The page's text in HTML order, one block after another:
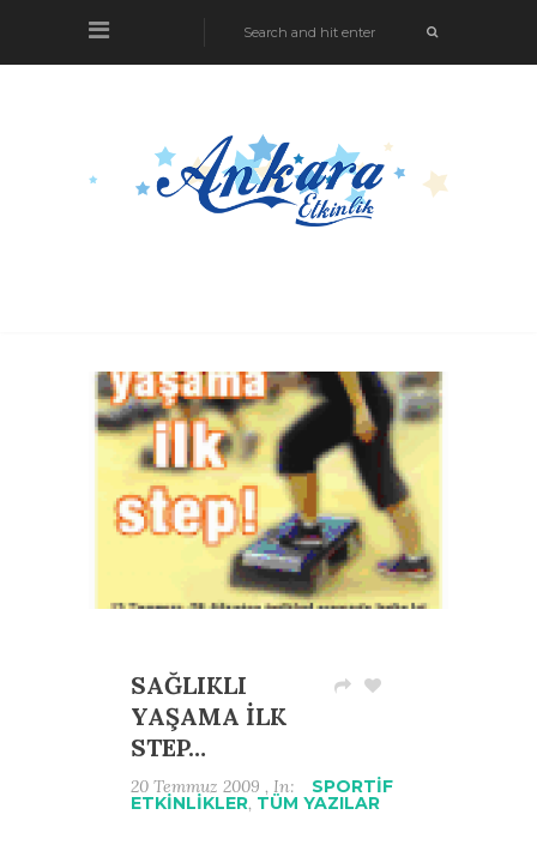
SAĞLIKLI
YAŞAMA İLK
STEP…
20 Temmuz 2009 , In: SPORTİF
ETKİNLİKLER, TÜM YAZILAR